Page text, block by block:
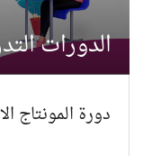
الدورات
دورة المونتاج